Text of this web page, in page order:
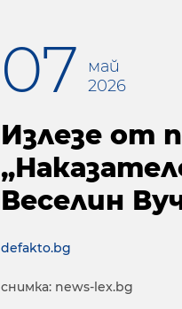
07
май
2026
Излезе от
Веселин
defakto.bg
снимка: news-lex.bg